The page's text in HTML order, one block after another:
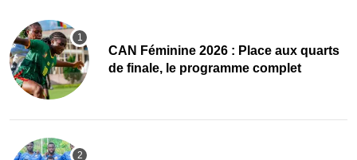
CAN Féminine 2026 : Place aux quarts
de finale, le programme complet